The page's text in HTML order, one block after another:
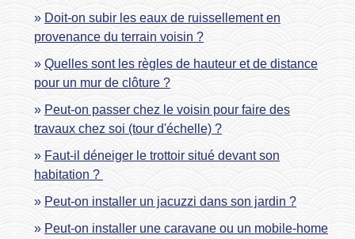
Doit-on subir les eaux de ruissellement en
provenance du terrain voisin ?
Quelles sont les règles de hauteur et de distance
pour un mur de clôture ?
Peut-on passer chez le voisin pour faire des
travaux chez soi (tour d'échelle) ?
Faut-il déneiger le trottoir situé devant son
habitation ?
Peut-on installer un jacuzzi dans son jardin ?
Peut-on installer une caravane ou un mobile-home